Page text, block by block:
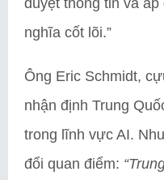
nghĩa cốt lõi.”
Ông Eric Schmidt,
nhận định Trung
trong lĩnh vực AI.
đổi quan điểm: